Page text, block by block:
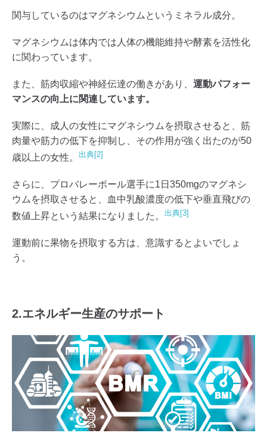
関与しているのはマグネシウムというミネラル成分。
マグネシウムは体内では人体の機能維持や酵素を活性化
に関わっています。
また、筋肉収縮や神経伝達の働きがあり、 運動パフォー
マンスの向上に関連しています。
実際に、成人の女性にマグネシウムを摂取させると、筋
肉量や筋力の低下を抑制し、その作用が強く出たのが50
歳以上の女性。 出典[2]
さらに、プロバレーボール選手に1日350mgのマグネシ
ウムを摂取させると、血中乳酸濃度の低下や垂直飛びの
数値上昇という結果になりました。 出典[3]
運動前に果物を摂取する方は、意識するとよいでしょ
う。
2.エネルギー生産のサポート